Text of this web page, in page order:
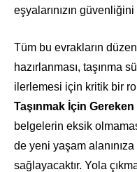
eşyalarınızın
Tüm bu evrakların
hazırlanması, taşınma
ilerlemesi için kritik bir
Taşınmak İçin
belgelerin eksik
de yeni yaşam
sağlayacaktır. Yola